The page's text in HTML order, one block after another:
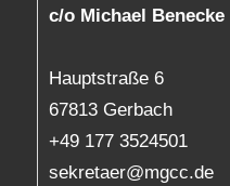
c/o Michael Benecke
Hauptstraße 6
67813 Gerbach
+49 177 3524501
sekretaer@mgcc.de